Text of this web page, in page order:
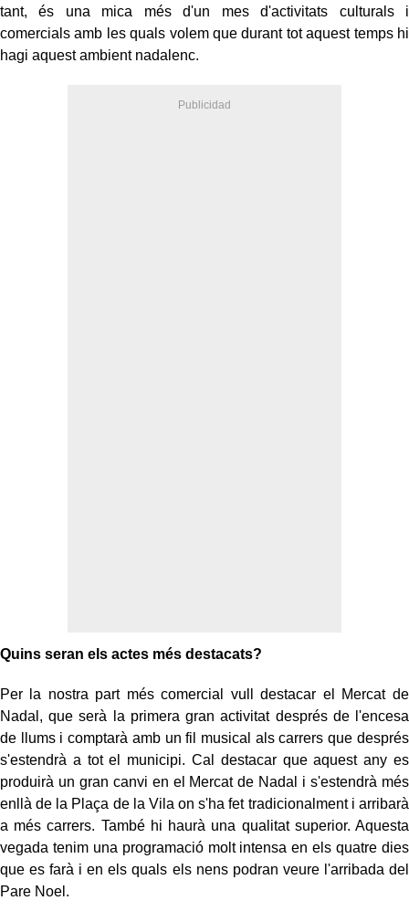
tant, és una mica més d'un mes d'activitats culturals i
comercials amb les quals volem que durant tot aquest temps hi
hagi aquest ambient nadalenc.
Quins seran els actes més destacats?
Per la nostra part més comercial vull destacar el Mercat de
Nadal, que serà la primera gran activitat després de l'encesa
de llums i comptarà amb un fil musical als carrers que després
s'estendrà a tot el municipi. Cal destacar que aquest any es
produirà un gran canvi en el Mercat de Nadal i s'estendrà més
enllà de la Plaça de la Vila on s'ha fet tradicionalment i arribarà
a més carrers. També hi haurà una qualitat superior. Aquesta
vegada tenim una programació molt intensa en els quatre dies
que es farà i en els quals els nens podran veure l'arribada del
Pare Noel.